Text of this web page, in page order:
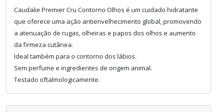
Caudalie Premier Cru Contorno Olhos é um cuidado hidratante
que oferece uma ação antienvelhecimento global, promovendo
a atenuação de rugas, olheiras e papos dos olhos e aumento
da firmeza cutânea.
Ideal também para o contorno dos lábios.
Sem perfume e ingredientes de origem animal.
Testado oftalmologicamente.